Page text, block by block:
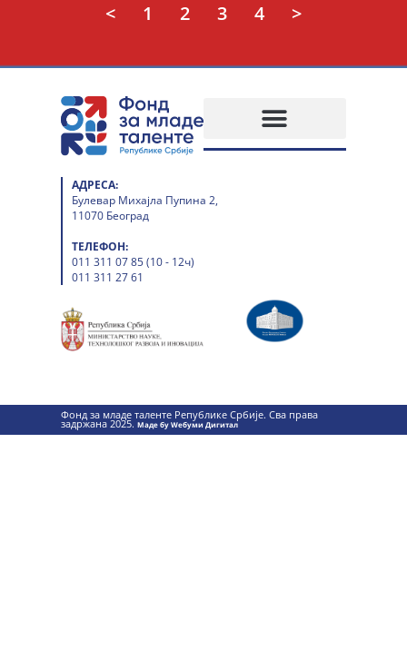
< 1 2 3 4 >
АДРЕСА:
Булевар Михајла Пупина 2,
11070 Београд
ТЕЛЕФОН:
011 311 07 85 (10 - 12ч)
011 311 27 61
Фонд за младе таленте Републике Србије. Сва права
задржана 2025.Маде бy Wебуми Дигитал